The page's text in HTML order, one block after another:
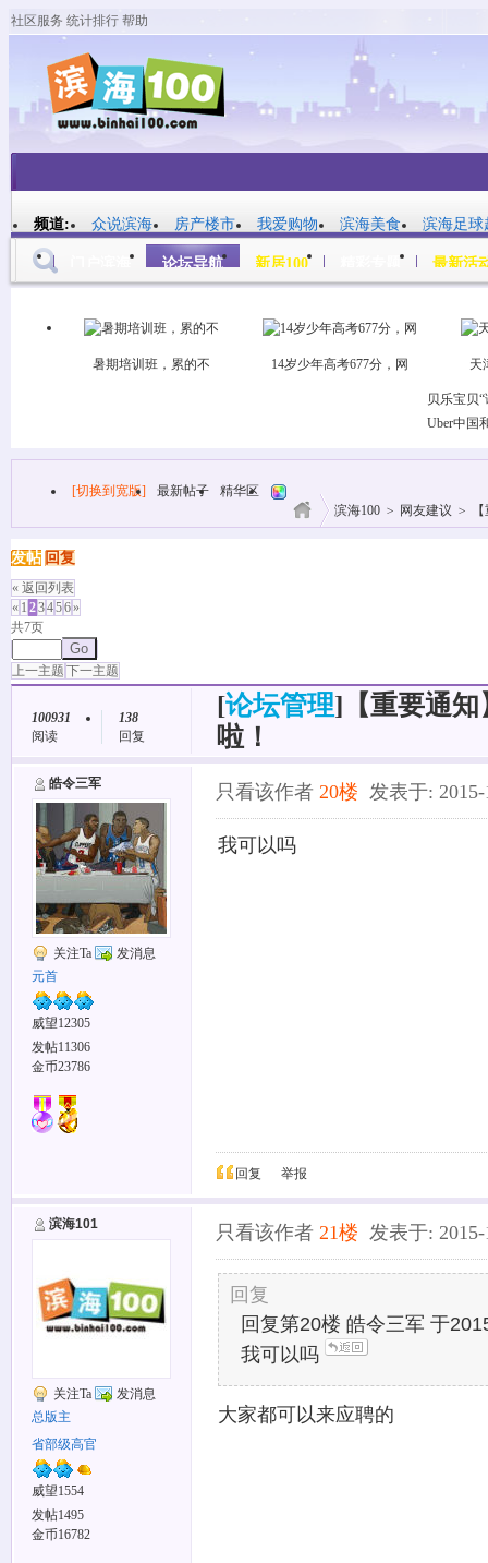
社区服务 统计排行 帮助
平板模式
门户滨海 论坛导航 新居100 精彩专题 最新活
频道: 众说滨海 房产楼市 我爱购物 滨海美食 滨海足球
帖子
暑期培训班，累的不 14岁少年高考677分，网 天
贝乐宝贝
Uber中国
[切换到宽版] 最新帖子
精华区
滨海100 > 网友建议 >
发帖 回复
« 返回列表
« 1 23456»
共7页
Go
上一主题 下一主题
100931
阅读
138
回复
[论坛管理] 【重要通
啦！
皓令三军
关注Ta
发消息
元首
威望12305
发帖11306
金币23786
只看该作者 20楼 发表于: 2015-
我可以吗
回复 举报
滨海101
关注Ta
发消息
总版主
省部级高官
威望1554
发帖1495
金币16782
只看该作者 21楼 发表于: 2015-
回复
回复第20楼 皓令三军 于
我可以吗
大家都可以来应聘的